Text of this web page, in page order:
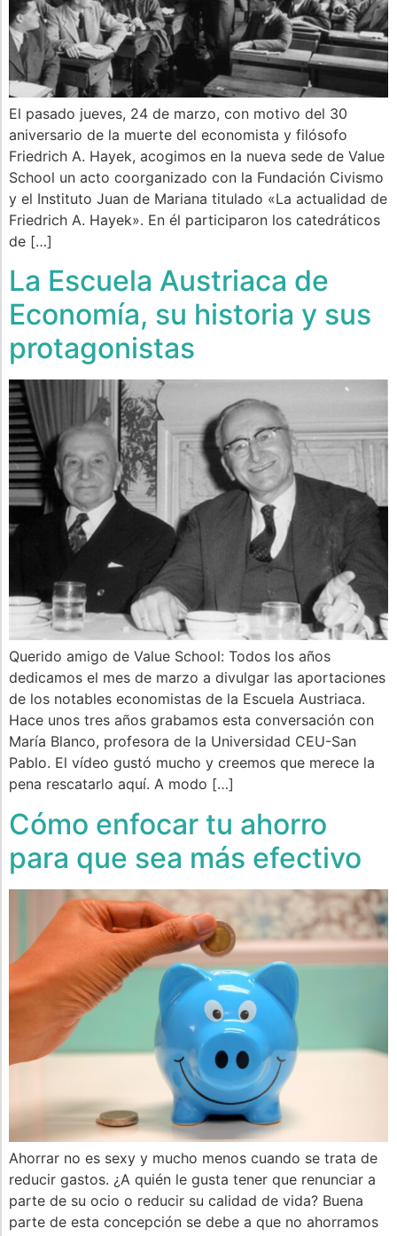
El pasado jueves, 24 de marzo, con motivo del 30
aniversario de la muerte del economista y filósofo
Friedrich A. Hayek, acogimos en la nueva sede de Value
School un acto coorganizado con la Fundación Civismo
y el Instituto Juan de Mariana titulado «La actualidad de
Friedrich A. Hayek». En él participaron los catedráticos
de […]
La Escuela Austriaca de
Economía, su historia y sus
protagonistas
Querido amigo de Value School: Todos los años
dedicamos el mes de marzo a divulgar las aportaciones
de los notables economistas de la Escuela Austriaca.
Hace unos tres años grabamos esta conversación con
María Blanco, profesora de la Universidad CEU-San
Pablo. El vídeo gustó mucho y creemos que merece la
pena rescatarlo aquí. A modo […]
Cómo enfocar tu ahorro
para que sea más efectivo
Ahorrar no es sexy y mucho menos cuando se trata de
reducir gastos. ¿A quién le gusta tener que renunciar a
parte de su ocio o reducir su calidad de vida? Buena
parte de esta concepción se debe a que no ahorramos